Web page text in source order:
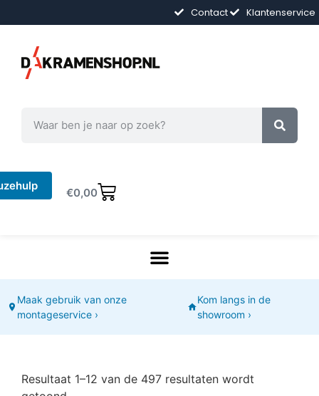
Contact Klantenservice
€0,00
Maak gebruik van onze
montageservice ›
Kom langs in de
showroom ›
Resultaat 1–12 van de 497 resultaten wordt